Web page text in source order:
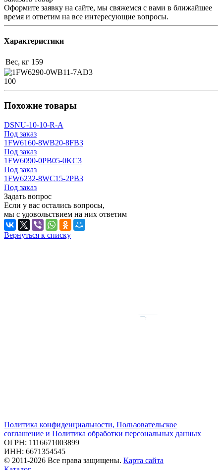
Оформите заявку на сайте, мы свяжемся с вами в ближайшее
время и ответим на все интересующие вопросы.
Характеристики
Вес, кг 159
100
Похожие товары
DSNU-10-10-R-A
Под заказ
1FW6160-8WB20-8FB3
Под заказ
1FW6090-0PB05-0KC3
Под заказ
1FW6232-8WC15-2PB3
Под заказ
Задать вопрос
Если у вас остались вопросы,
мы с удовольствием на них ответим
Вернуться к списку
Политика конфиденциальности, Пользовательское
соглашение и Политика обработки персональных данных
ОГРН: 1116671003899
ИНН: 6671354545
© 2011-2026 Все права защищены. Карта сайта